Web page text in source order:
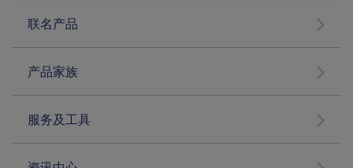
联名产品
产品家族
服务及工具